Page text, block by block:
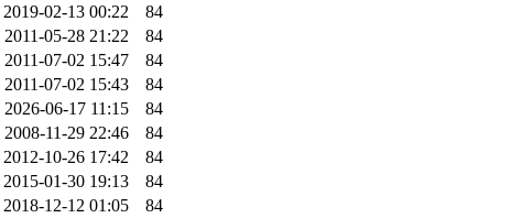
2019-02-13 00:22
84
2011-05-28 21:22
84
2011-07-02 15:47
84
2011-07-02 15:43
84
2026-06-17 11:15
84
2008-11-29 22:46
84
2012-10-26 17:42
84
2015-01-30 19:13
84
2018-12-12 01:05
84